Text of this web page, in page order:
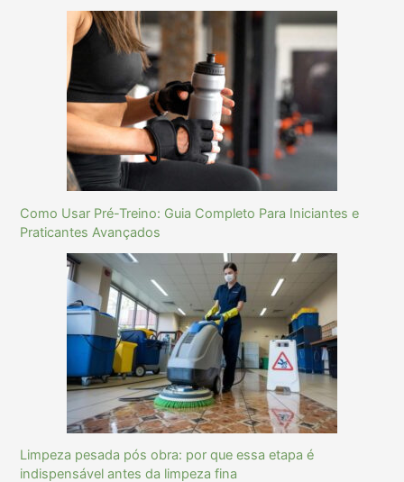
Como Usar Pré-Treino: Guia Completo Para Iniciantes e
Praticantes Avançados
Limpeza pesada pós obra: por que essa etapa é
indispensável antes da limpeza fina